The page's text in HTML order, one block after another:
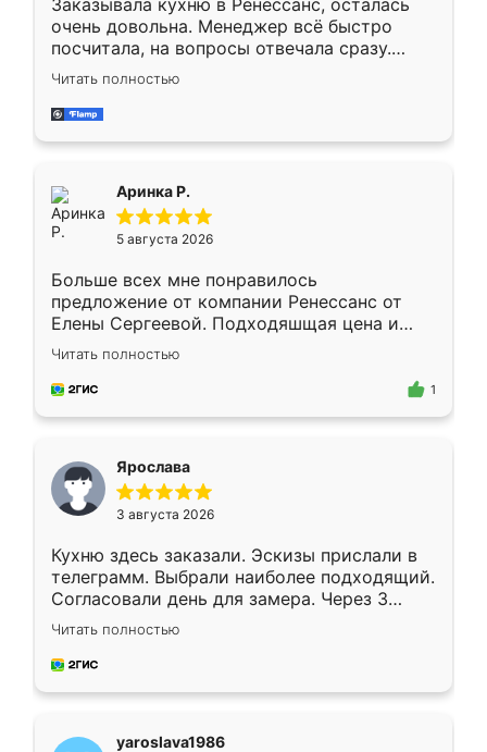
Заказывала кухню в Ренессанс, осталась
очень довольна. Менеджер всё быстро
посчитала, на вопросы отвечала сразу.
Замерщик приехал в субботу, подошёл к
делу со всей ответственностью. Собрали
за день, ребята работали аккуратно, даже
Читать полностью
Аринка Р.
5 августа 2026
Больше всех мне понравилось
предложение от компании Ренессанс от
Елены Сергеевой. Подходяшщая цена и
короткие сроки изготовления. Приехавший
для замера сотрудник Владислав
предложил по моему эскизу самый
Читать полностью
1
Ярослава
3 августа 2026
Кухню здесь заказали. Эскизы прислали в
телеграмм. Выбрали наиболее подходящий.
Согласовали день для замера. Через 3
недели кухня была уже готова. Остались
довольны работой. Спасибо Ренессанс
мебель за качественную работу!
Читать полностью
yaroslava1986